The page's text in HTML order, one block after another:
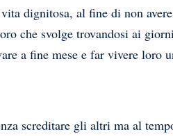
dignitosa, al fine di non
che svolge trovandosi ai
a fine mese e far vivere loro
screditare gli altri ma al